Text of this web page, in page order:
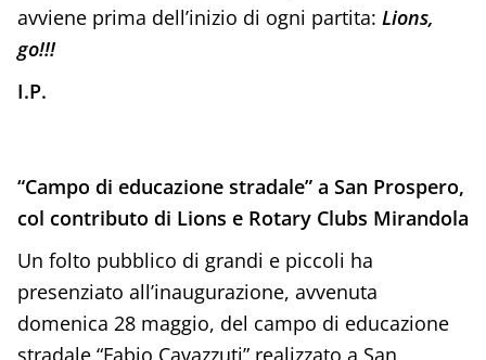
avviene prima dell’inizio di ogni partita: Lions,
go!!!
I.P.
“Campo di educazione stradale” a San Prospero,
col contributo di Lions e Rotary Clubs Mirandola
Un folto pubblico di grandi e piccoli ha
presenziato all’inaugurazione, avvenuta
domenica 28 maggio, del campo di educazione
stradale “Fabio Cavazzuti” realizzato a San